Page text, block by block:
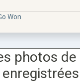
Won
photos de
enregistrées